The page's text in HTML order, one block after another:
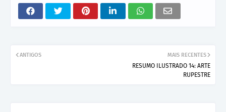
MAIS RECENTES
RESUMO ILUSTRADO 14: ARTE
RUPESTRE
ANTIGOS